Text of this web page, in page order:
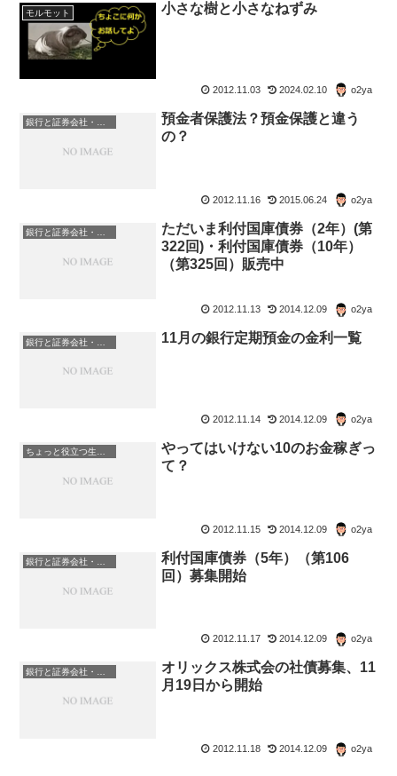
モルモット 小さな樹と小さなねずみ
2012.11.03 2024.02.10 o2ya
銀行と証券会社・金融商品
預金者保護法？預金保護と違う
の？
2012.11.16 2015.06.24 o2ya
ただいま利付国庫債券（2年）(第
322回)・利付国庫債券（10年）
（第325回）販売中
2012.11.13 2014.12.09 o2ya
11月の銀行定期預金の金利一覧
2012.11.14 2014.12.09 o2ya
ちょっと役立つ生活の知恵
やってはいけない10のお金稼ぎっ
て？
2012.11.15 2014.12.09 o2ya
利付国庫債券（5年）（第106
回）募集開始
2012.11.17 2014.12.09 o2ya
オリックス株式会の社債募集、11
月19日から開始
2012.11.18 2014.12.09 o2ya